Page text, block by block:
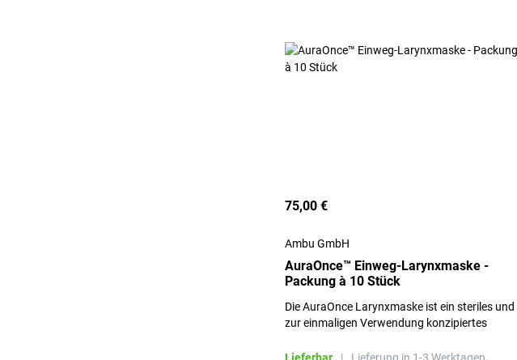
75,00 €
Ambu GmbH
AuraOnce™ Einweg-Larynxmaske -
Packung à 10 Stück
Die AuraOnce Larynxmaske ist ein steriles und
zur einmaligen Verwendung konzipiertes